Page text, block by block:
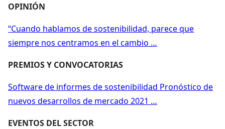
OPINIÓN
“Cuando hablamos de sostenibilidad, parece que
siempre nos centramos en el cambio …
PREMIOS Y CONVOCATORIAS
Software de informes de sostenibilidad Pronóstico de
nuevos desarrollos de mercado 2021 …
EVENTOS DEL SECTOR